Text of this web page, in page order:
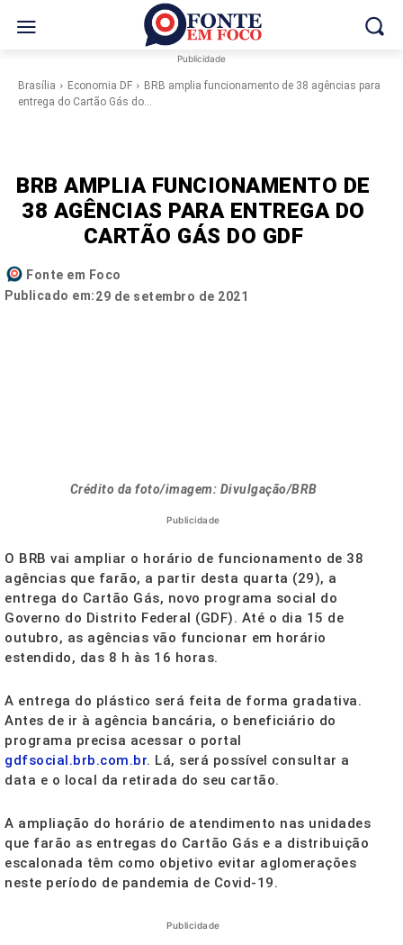
Publicidade
Brasília Economia DF
BRB amplia funcionamento de 38 agências para
entrega do Cartão Gás do...
BRB AMPLIA FUNCIONAMENTO DE
38 AGÊNCIAS PARA ENTREGA DO
CARTÃO GÁS DO GDF
Fonte em Foco
Publicado em:29 de setembro de 2021
Crédito da foto/imagem: Divulgação/BRB
Publicidade
O BRB vai ampliar o horário de funcionamento de 38
agências que farão, a partir desta quarta (29), a
entrega do Cartão Gás, novo programa social do
Governo do Distrito Federal (GDF). Até o dia 15 de
outubro, as agências vão funcionar em horário
estendido, das 8 h às 16 horas.
A entrega do plástico será feita de forma gradativa.
Antes de ir à agência bancária, o beneficiário do
programa precisa acessar o portal
gdfsocial.brb.com.br. Lá, será possível consultar a
data e o local da retirada do seu cartão.
A ampliação do horário de atendimento nas unidades
que farão as entregas do Cartão Gás e a distribuição
escalonada têm como objetivo evitar aglomerações
neste período de pandemia de Covid-19.
Publicidade